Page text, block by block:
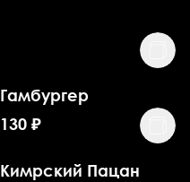
Гамбургер
130 ₽
Кимрский Пацан